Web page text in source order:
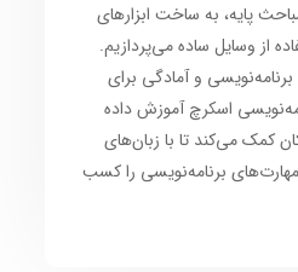
پایه، به ساخت ابزارهای
از وسایل ساده می‌پردازیم.
برنامه‌نویسی و آمادگی برای
اسکرچآموزش داده
کمک می‌کند تا با زبان‌های
مهارت‌های برنامه‌نویسی را کسب